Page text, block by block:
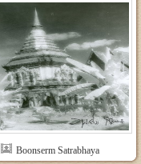
Boonserm Satrabhaya